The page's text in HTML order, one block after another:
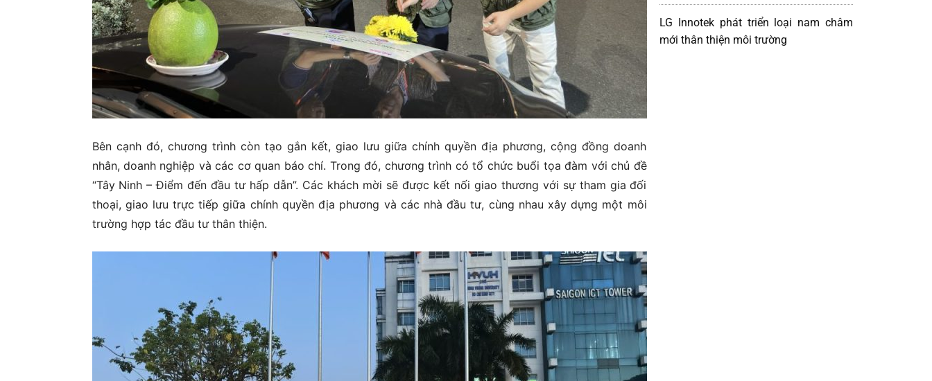
Bên cạnh đó, chương trình còn tạo gắn kết, giao lưu giữa chính quyền địa phương, cộng đồng doanh
nhân, doanh nghiệp và các cơ quan báo chí. Trong đó, chương trình có tổ chức buổi tọa đàm với chủ đề
“Tây Ninh – Điểm đến đầu tư hấp dẫn”. Các khách mời sẽ được kết nối giao thương với sự tham gia đối
thoại, giao lưu trực tiếp giữa chính quyền địa phương và các nhà đầu tư, cùng nhau xây dựng một môi
trường hợp tác đầu tư thân thiện.
LG Innotek phát triển loại nam châm
mới thân thiện môi trường